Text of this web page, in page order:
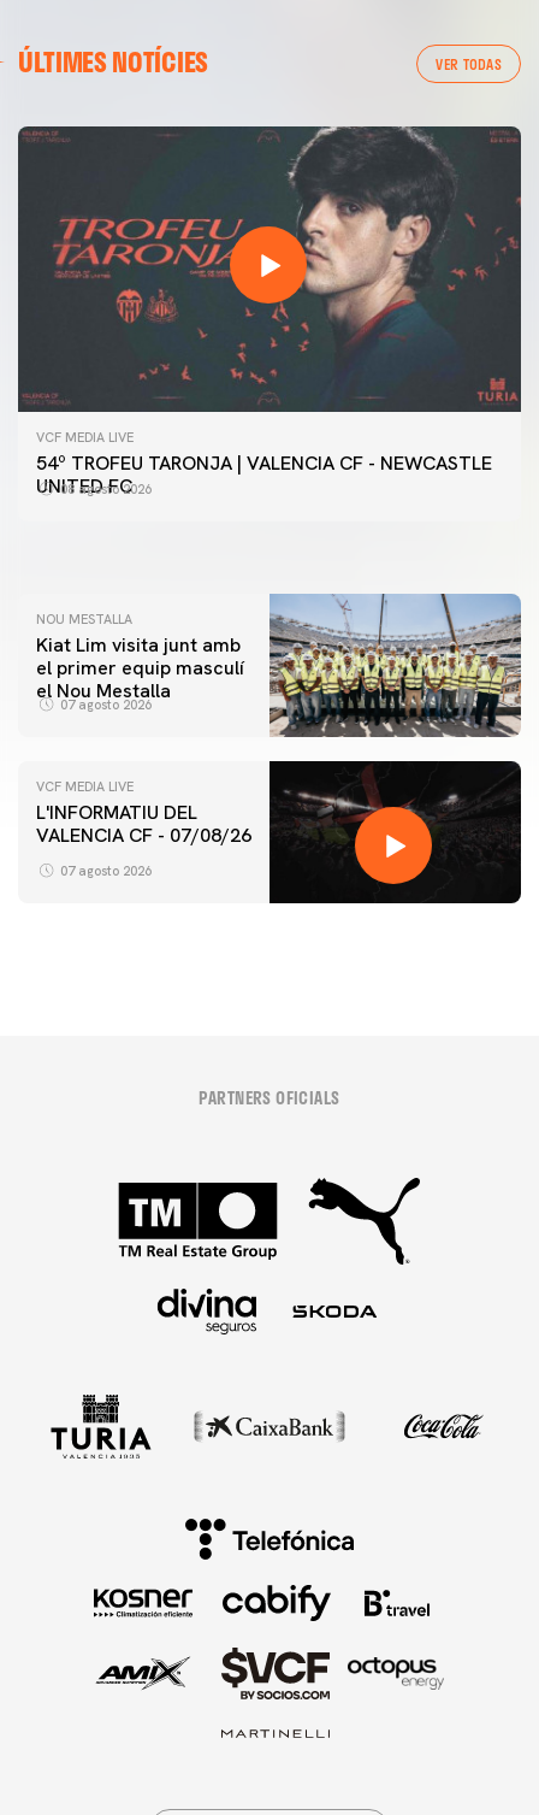
ÚLTIMES NOTÍCIES VER TODAS
VCF MEDIA LIVE
54º TROFEU TARONJA | VALENCIA CF - NEWCASTLE
UNITED FC
08 agosto 2026
PRIMER EQUIP
📸 #ValenciaNUFC
PRIMER EQUIP
MESTALLA 📍
NOU MESTALLA
Kiat Lim visita junt amb
el primer equip masculí
el Nou Mestalla
07 agosto 2026
VCF MEDIA LIVE
L'INFORMATIU DEL
VALENCIA CF - 07/08/26
07 agosto 2026
PRIMER EQUIP
ENTRENAMENT DEL VALENCIA CF 7/8/2026
PARTNERS OFICIALS